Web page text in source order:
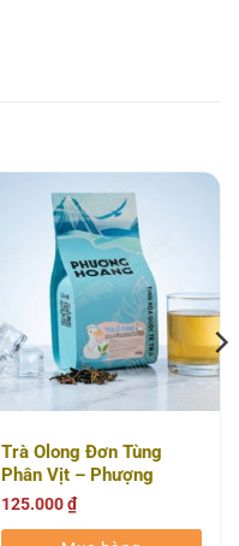
Trà Olong Đơn Tùng
Phân Vịt – Phượng
Hoàng 500g (20
Gói/Thùng)
125.000₫